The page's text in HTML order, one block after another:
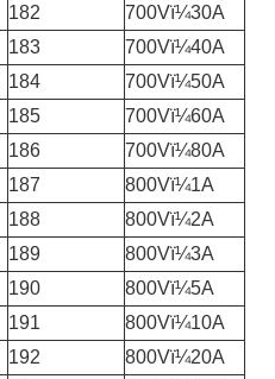
182
700Vï¼30A
183
700Vï¼40A
184
700Vï¼50A
185
700Vï¼60A
186
700Vï¼80A
187
800Vï¼1A
188
800Vï¼2A
189
800Vï¼3A
190
800Vï¼5A
191
800Vï¼10A
192
800Vï¼20A